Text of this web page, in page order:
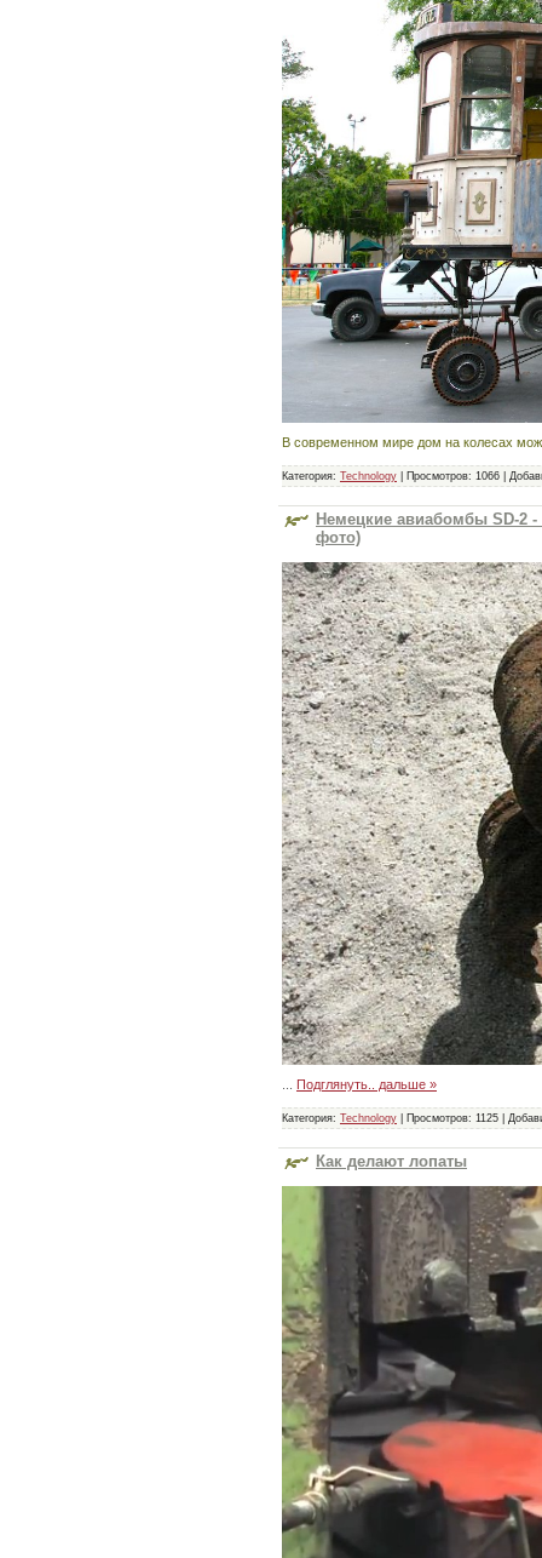
В современном мире дом на колесах
Категория: Technology Просмотров: 1066
Немецкие авиабомбы SD-2
фото)
Подглянуть.. дальше »
Категория: Technology Просмотров: 1125
Как делают лопаты